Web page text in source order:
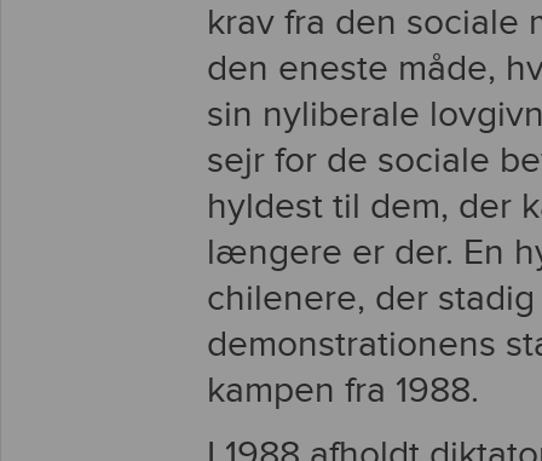
krav fra den sociale
den eneste måde,
sin nyliberale
sejr for de sociale
hyldest til dem, der
længere er der. En
chilenere, der
demonstrationens
kampen fra 1988.